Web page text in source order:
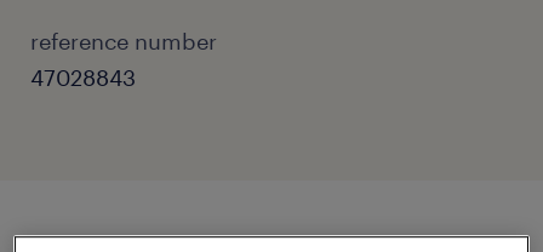
reference number
47028843